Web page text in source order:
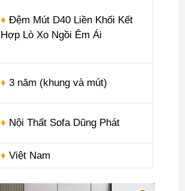
♦ Đệm Mút D40 Liền Khối Kết
Hợp Lò Xo Ngồi Êm Ái
♦ 3 năm (khung và mút)
♦ Nội Thất Sofa Dũng Phát
♦ Việt Nam